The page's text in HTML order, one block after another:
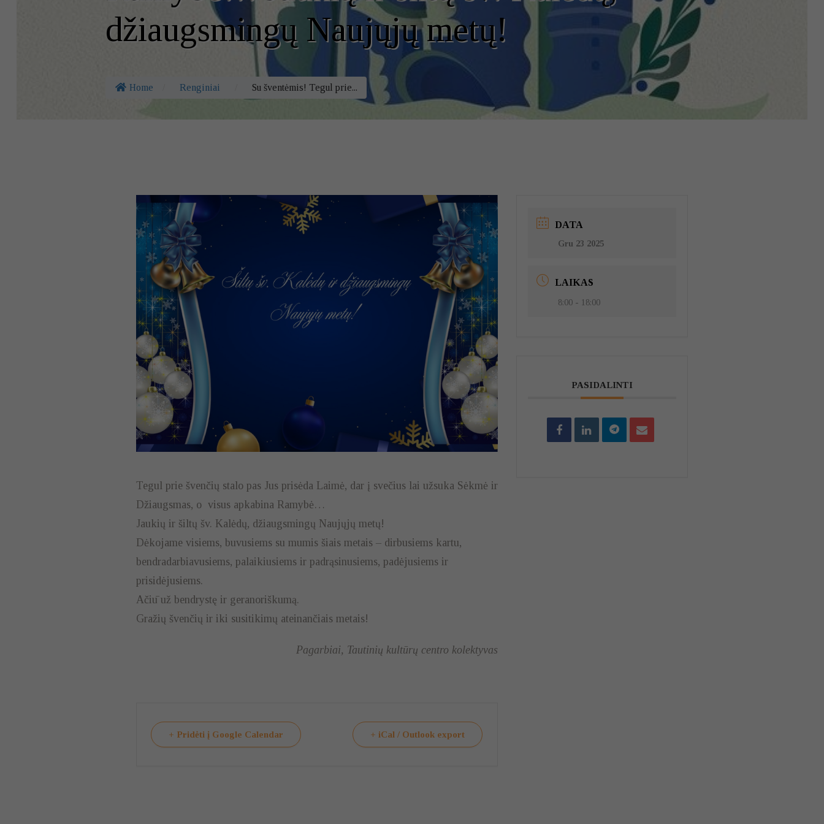
džiaugsmingų Naujųjų metų!
Home Renginiai Su šventėmis! Tegul prie...
Tegul prie švenčių stalo pas Jus prisėda Laimė, dar į svečius lai užsuka Sėkmė ir
Džiaugsmas, o visus apkabina Ramybė…
Jaukių ir šiltų šv. Kalėdų, džiaugsmingų Naujųjų metų!
Dėkojame visiems, buvusiems su mumis šiais metais – dirbusiems kartu,
bendradarbiavusiems, palaikiusiems ir padrąsinusiems, padėjusiems ir
prisidėjusiems.
Ačiū už bendrystę ir geranoriškumą.
Gražių švenčių ir iki susitikimų ateinančiais metais!
Pagarbiai, Tautinių kultūrų centro kolektyvas
+ Pridėti į Google Calendar + iCal / Outlook export
DATA
Gru 23 2025
LAIKAS
8:00 - 18:00
PASIDALINTI